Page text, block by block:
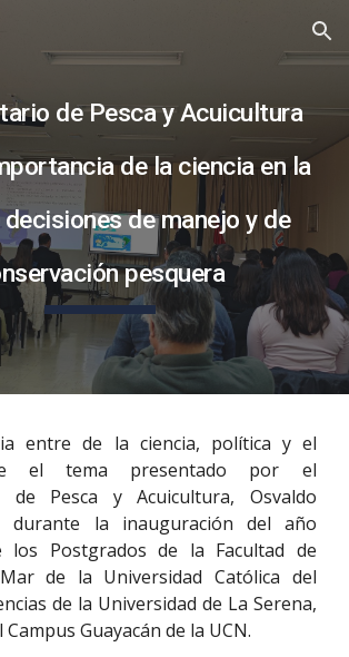
Skip to navigation
de Pesca y Acuicultura
de la ciencia en la
de manejo y de
pesquera
entre de la ciencia, política y el
el tema presentado por el
de Pesca y Acuicultura, Osvaldo
durante la inauguración del año
los Postgrados de la Facultad de
de la Universidad Católica del
de la Universidad de La Serena,
Guayacán de la UCN.